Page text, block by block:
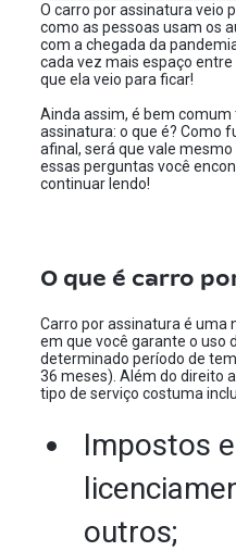
O carro por assinatura veio
como as pessoas usam os
com a chegada da
cada vez mais espaço
que ela veio para ficar!
Ainda assim, é bem
assinatura: o que é? Como
afinal, será que vale
essas perguntas você
continuar lendo!
O que é carro
Carro por assinatura é uma
em que você garante o uso
determinado período de
36 meses). Além do direito
tipo de serviço costuma
Impostos
outros;